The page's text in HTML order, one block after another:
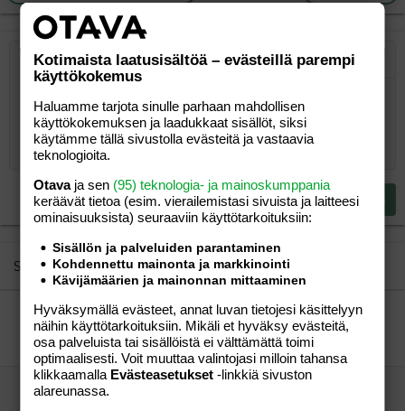
Lihavoitu
Kursivoitu
Laajennettuun editoriin…
Lista
Järjestetty lista
Suurenna sisennystä
Laajennettuun editoriin…
Lisää hyperlinkki
Lisää kuva
HymiötLaajennettuun
Kumoa
Fontin koko
10
12
15
18
26
TekstiväriKirjasintyyliArial
Book Antiqua
Georgia
Tahoma
Trebuchet MS
Verdana
YliviivaaAlleviivattu
Rivinsisäinen koodi
Rivinsisäinen spoiler
Tasaus
Tasaa vasemmalle
Keskitä
Tasaa oikealle
Justify text
Paragraph format
Normal
Heading 1
Heading 3
LainausLisää video/media
Lisää taulukko
Insert horizontal line
SpoilerKoodi
Tee uudelleen
BBCode-näkymä
Poista muotoilu
LuonnoksetTallenna luonnos
Poista luonnos
Kirjoita vastaus...
Lähetä vastaus
Similar threads
Turun yh-äidit huhuu.. :)
maizukka
Perhe-elämä
1
Perhe-elämä
02.02.2014
Sansku78
Vantaa -> Kartanonkoski
Kotimaista laatusisältöä – evästeillä parempi
käyttökokemus
Haluamme tarjota sinulle parhaan mahdollisen
käyttökokemuksen ja laadukkaat sisällöt, siksi
käytämme tällä sivustolla evästeitä ja vastaavia
teknologioita.
Otavaja sen (95) teknologia- ja mainoskumppania
keräävät tietoa (esim. vierailemis­tasi sivuista ja laitteesi
ominaisuuk­sista) seuraaviin käyttötarkoituksiin:
Sisällön ja palveluiden parantaminen
Kohdennettu mainonta ja markkinointi
Kävijämäärien ja mainonnan mittaaminen
Hyväksymällä evästeet, annat luvan tietojesi käsittelyyn
näihin käyttötarkoituksiin. Mikäli et hyväksy evästeitä,
osa palveluista tai sisällöistä ei välttämättä toimi
optimaalisesti. Voit muuttaa valintojasi milloin tahansa
klikkaamalla Evästeasetukset -linkkiä sivuston
alareunassa.